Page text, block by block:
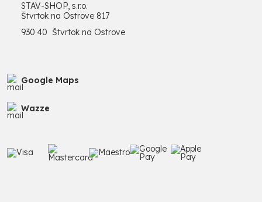
STAV-SHOP, s.r.o.
Štvrtok na Ostrove 817
930 40 Štvrtok na Ostrove
Google Maps
Wazze